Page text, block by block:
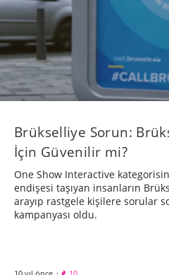
Brükselliye Sorun:
İçin Güvenilir mi?
One Show Interactive
endişesi taşıyan insanların
kampanyası oldu.
10 yıl önce ·